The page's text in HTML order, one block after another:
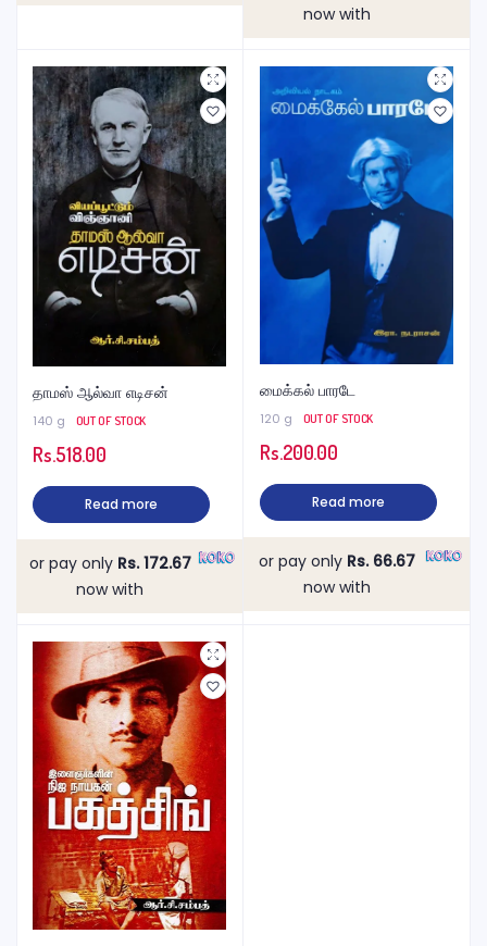
now with
தாமஸ் ஆல்வா எடிசன்
140 g OUT OF STOCK
Rs.518.00
Read more
or pay only Rs. 172.67
now with
மைக்கல் பாரடே
120 g OUT OF STOCK
Rs.200.00
Read more
or pay only Rs. 66.67
now with